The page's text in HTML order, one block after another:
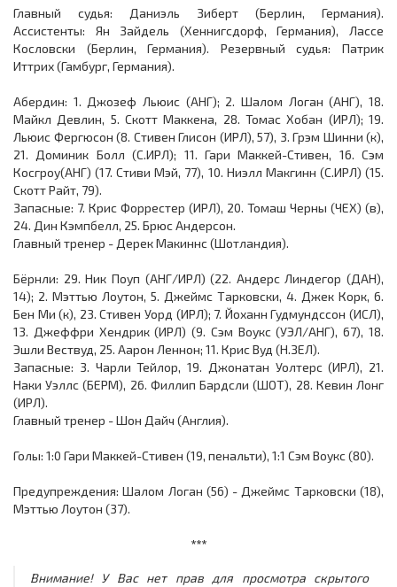
Главный судья: Даниэль Зиберт (Берлин, Германия).
Ассистенты: Ян Зайдель (Хеннигсдорф, Германия), Лассе
Кословски (Берлин, Германия). Резервный судья: Патрик
Иттрих (Гамбург, Германия).
Абердин: 1. Джозеф Льюис (АНГ); 2. Шалом Логан (АНГ), 18.
Майкл Девлин, 5. Скотт Маккена, 28. Томас Хобан (ИРЛ); 19.
Льюис Фергюсон (8. Стивен Глисон (ИРЛ), 57), 3. Грэм Шинни (к),
21. Доминик Болл (С.ИРЛ); 11. Гари Маккей-Стивен, 16. Сэм
Косгроу(АНГ) (17. Стиви Мэй, 77), 10. Ниэлл Макгинн (С.ИРЛ) (15.
Скотт Райт, 79).
Запасные: 7. Крис Форрестер (ИРЛ), 20. Томаш Черны (ЧЕХ) (в),
24. Дин Кэмпбелл, 25. Брюс Андерсон.
Главный тренер - Дерек Макиннс (Шотландия).
Бёрнли: 29. Ник Поуп (АНГ/ИРЛ) (22. Андерс Линдегор (ДАН),
14); 2. Мэттью Лоутон, 5. Джеймс Тарковски, 4. Джек Корк, 6.
Бен Ми (к), 23. Стивен Уорд (ИРЛ); 7. Йоханн Гудмундссон (ИСЛ),
13. Джеффри Хендрик (ИРЛ) (9. Сэм Воукс (УЭЛ/АНГ), 67), 18.
Эшли Вествуд, 25. Аарон Леннон; 11. Крис Вуд (Н.ЗЕЛ).
Запасные: 3. Чарли Тейлор, 19. Джонатан Уолтерс (ИРЛ), 21.
Наки Уэллс (БЕРМ), 26. Филлип Бардсли (ШОТ), 28. Кевин Лонг
(ИРЛ).
Главный тренер - Шон Дайч (Англия).
Голы: 1:0 Гари Маккей-Стивен (19, пенальти), 1:1 Сэм Воукс (80).
Предупреждения: Шалом Логан (56) - Джеймс Тарковски (18),
Мэттью Лоутон (37).
***
Внимание! У Вас нет прав для просмотра скрытого